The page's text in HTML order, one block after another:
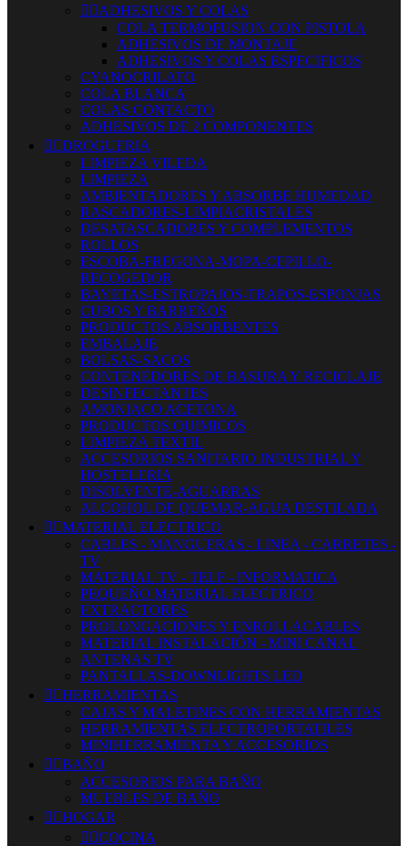
 ADHESIVOS Y COLAS
COLA TERMOFUSION CON PISTOLA
ADHESIVOS DE MONTAJE
ADHESIVOS Y COLAS ESPECIFICOS
CYANOCRILATO
COLA BLANCA
COLAS CONTACTO
ADHESIVOS DE 2 COMPONENTES
 DROGUERIA
LIMPIEZA VILEDA
LIMPIEZA
AMBIENTADORES Y ABSORBE HUMEDAD
RASCADORES-LIMPIACRISTALES
DESATASCADORES Y COMPLEMENTOS
ROLLOS
ESCOBA-FREGONA-MOPA-CEPILLO-
RECOGEDOR
BAYETAS-ESTROPAJOS-TRAPOS-ESPONJAS
CUBOS Y BARREÑOS
PRODUCTOS ABSORBENTES
EMBALAJE
BOLSAS-SACOS
CONTENEDORES DE BASURA Y RECICLAJE
DESINFECTANTES
AMONIACO ACETONA
PRODUCTOS QUIMICOS
LIMPIEZA TEXTIL
ACCESORIOS SANITARIO INDUSTRIAL Y
HOSTELERIA
DISOLVENTE-AGUARRAS
ALCOHOL DE QUEMAR-AGUA DESTILADA
 MATERIAL ELECTRICO
CABLES - MANGUERAS - LINEA - CARRETES -
TV
MATERIAL TV - TELF - INFORMATICA
PEQUEÑO MATERIAL ELECTRICO
EXTRACTORES
PROLONGACIONES Y ENROLLACABLES
MATERIAL INSTALACIÓN - MINI CANAL
ANTENAS TV
PANTALLAS-DOWNLIGHTS LED
 HERRAMIENTAS
CAJAS Y MALETINES CON HERRAMIENTAS
HERRAMIENTAS ELECTROPORTATILES
MINIHERRAMIENTA Y ACCESORIOS
 BAÑO
ACCESORIOS PARA BAÑO
MUEBLES DE BAÑO
 HOGAR
 COCINA